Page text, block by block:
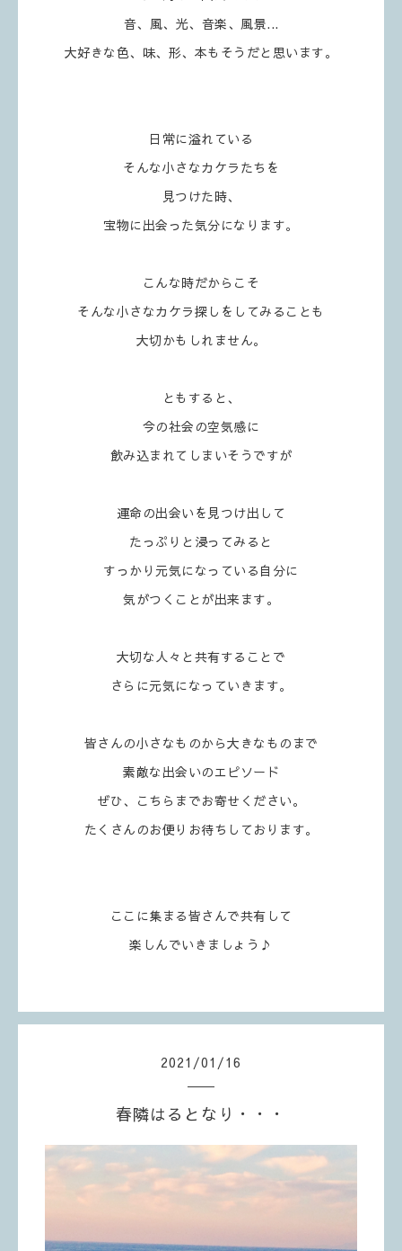
音、風、光、音楽、風景...
大好きな色、味、形、本もそうだと思います。
日常に溢れている
そんな小さなカケラたちを
見つけた時、
宝物に出会った気分になります。
こんな時だからこそ
そんな小さなカケラ探しをしてみることも
大切かもしれません。
ともすると、
今の社会の空気感に
飲み込まれてしまいそうですが
運命の出会いを見つけ出して
たっぷりと浸ってみると
すっかり元気になっている自分に
気がつくことが出来ます。
大切な人々と共有することで
さらに元気になっていきます。
皆さんの小さなものから大きなものまで
素敵な出会いのエピソード
ぜひ、こちらまでお寄せください。
たくさんのお便りお待ちしております。
ここに集まる皆さんで共有して
楽しんでいきましょう♪
2021 /01 /16
春隣はるとなり・・・